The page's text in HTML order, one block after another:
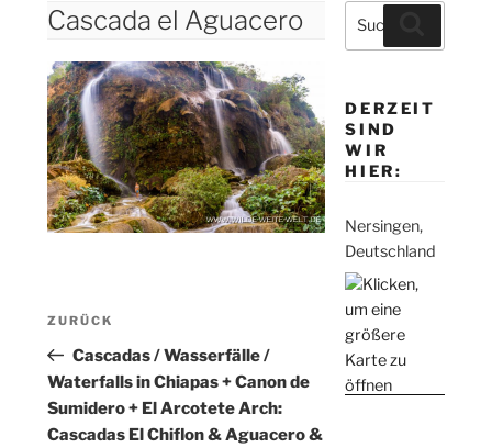
Cascada el Aguacero
Beitragsnavigation
Vorheriger
Beitrag
ZURÜCK
Cascadas / Wasserfälle /
Waterfalls in Chiapas + Canon de
Sumidero + El Arcotete Arch:
Cascadas El Chiflon & Aguacero &
Suche
nach:
DERZEIT
SIND
WIR
HIER:
Nersingen,
Deutschland